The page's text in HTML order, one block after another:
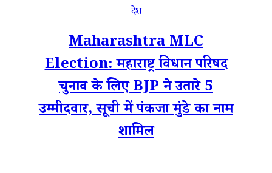
देश
Maharashtra MLC
Election: महाराष्ट्र विधान परिषद
चुनाव के लिए BJP ने उतारे 5
उम्मीदवार, सूची में पंकजा मुंडे का नाम
शामिल